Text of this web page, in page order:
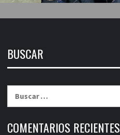
BUSCAR
COMENTARIOS RECIENTES